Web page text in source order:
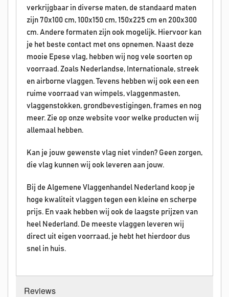
verkrijgbaar in diverse maten, de standaard maten
zijn 70x100 cm, 100x150 cm, 150x225 cm en 200x300
cm. Andere formaten zijn ook mogelijk. Hiervoor kan
je het beste contact met ons opnemen. Naast deze
mooie Epese vlag, hebben wij nog vele soorten op
voorraad. Zoals Nederlandse, Internationale, streek
en airborne vlaggen. Tevens hebben wij ook een een
ruime voorraad van wimpels, vlaggenmasten,
vlaggenstokken, grondbevestigingen, frames en nog
meer. Zie op onze website voor welke producten wij
allemaal hebben.
Kan je jouw gewenste vlag niet vinden? Geen zorgen,
die vlag kunnen wij ook leveren aan jouw.
Bij de Algemene Vlaggenhandel Nederland koop je
hoge kwaliteit vlaggen tegen een kleine en scherpe
prijs. En vaak hebben wij ook de laagste prijzen van
heel Nederland. De meeste vlaggen leveren wij
direct uit eigen voorraad, je hebt het hierdoor dus
snel in huis.
Reviews